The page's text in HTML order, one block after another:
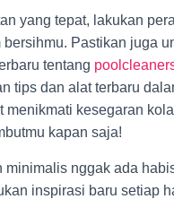
yang tepat, lakukan
Pastikan juga
tentang
tips dan alat terbaru
menikmati kesegaran
kapan saja!
minimalis nggak ada
inspirasi baru setiap